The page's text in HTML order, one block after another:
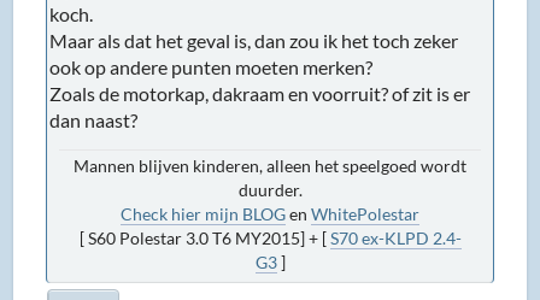
koch.
Maar als dat het geval is, dan zou ik het toch zeker
ook op andere punten moeten merken?
Zoals de motorkap, dakraam en voorruit? of zit is er
dan naast?
Mannen blijven kinderen, alleen het speelgoed wordt
duurder.
Check hier mijn BLOGen WhitePolestar
[ S60 Polestar 3.0 T6 MY2015] + [S70 ex-KLPD 2.4-
G3]